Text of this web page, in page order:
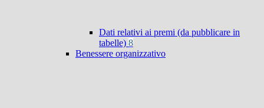
Dati relativi ai premi (da pubblicare in
tabelle) 8
Benessere organizzativo